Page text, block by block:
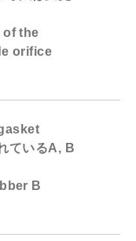
of the
orifice
ているA, B
B